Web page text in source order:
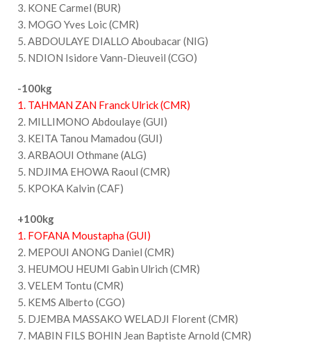
3. KONE Carmel (BUR)
3. MOGO Yves Loic (CMR)
5. ABDOULAYE DIALLO Aboubacar (NIG)
5. NDION Isidore Vann-Dieuveil (CGO)
-100kg
1. TAHMAN ZAN Franck Ulrick (CMR)
2. MILLIMONO Abdoulaye (GUI)
3. KEITA Tanou Mamadou (GUI)
3. ARBAOUI Othmane (ALG)
5. NDJIMA EHOWA Raoul (CMR)
5. KPOKA Kalvin (CAF)
+100kg
1. FOFANA Moustapha (GUI)
2. MEPOUI ANONG Daniel (CMR)
3. HEUMOU HEUMI Gabin Ulrich (CMR)
3. VELEM Tontu (CMR)
5. KEMS Alberto (CGO)
5. DJEMBA MASSAKO WELADJI Florent (CMR)
7. MABIN FILS BOHIN Jean Baptiste Arnold (CMR)